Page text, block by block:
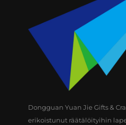
Dongguan Yuan Jie Gifts &
erikoistunut räätälöityihin